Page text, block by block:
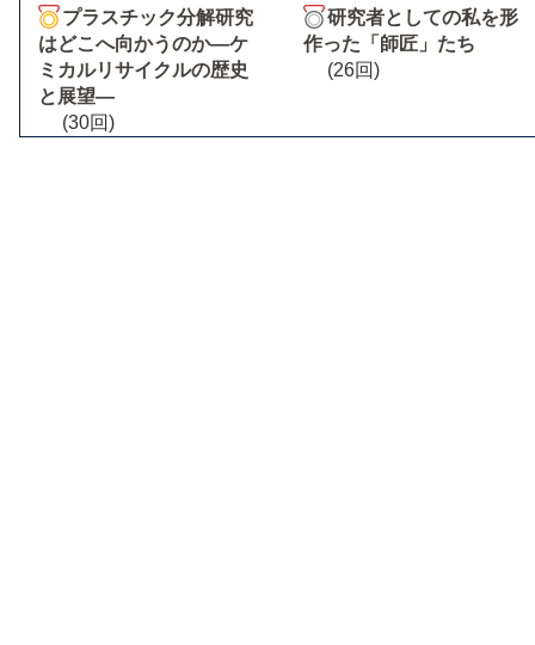
プラスチック分解研究
はどこへ向かうのか―ケ
ミカルリサイクルの歴史
と展望―
(30回)
研究者としての私を形
作った「師匠」たち
(26回)